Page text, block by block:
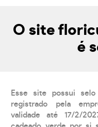
O site
é
Esse site possui
registrado pela
validade até 17/2/